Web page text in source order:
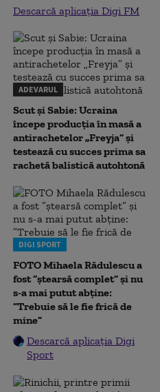
Descarcă aplicația Digi FM
ADEVARUL
Scut și Sabie: Ucraina
începe producția în masă a
antirachetelor „Freyja” și
testează cu succes prima sa
rachetă balistică autohtonă
DIGI SPORT
FOTO Mihaela Rădulescu a
fost ”ștearsă complet” și nu
s-a mai putut abține:
”Trebuie să le fie frică de
mine”
Descarcă aplicația Digi
Sport